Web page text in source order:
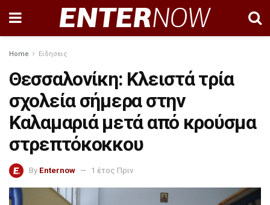
Home Ειδησεις
Θεσσαλονίκη: Κλειστά τρία
σχολεία σήμερα στην
Καλαμαριά μετά από κρούσμα
στρεπτόκοκκου
By Enternow 1 έτος Πριν